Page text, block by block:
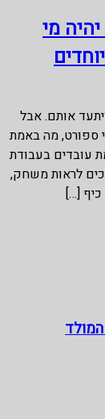
מי
אותם. אבל
ספורט, מה באמת
עובדים בעבודת
לראות משחק,
[…]